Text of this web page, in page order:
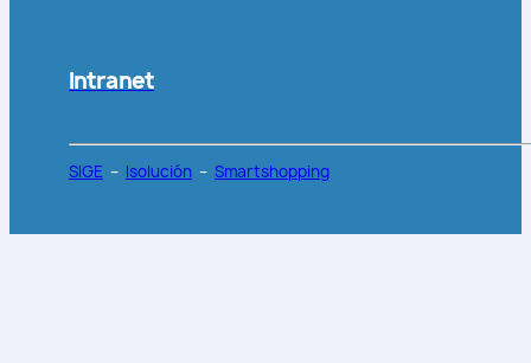
Intranet
SIGE – Isolución – Smartshopping